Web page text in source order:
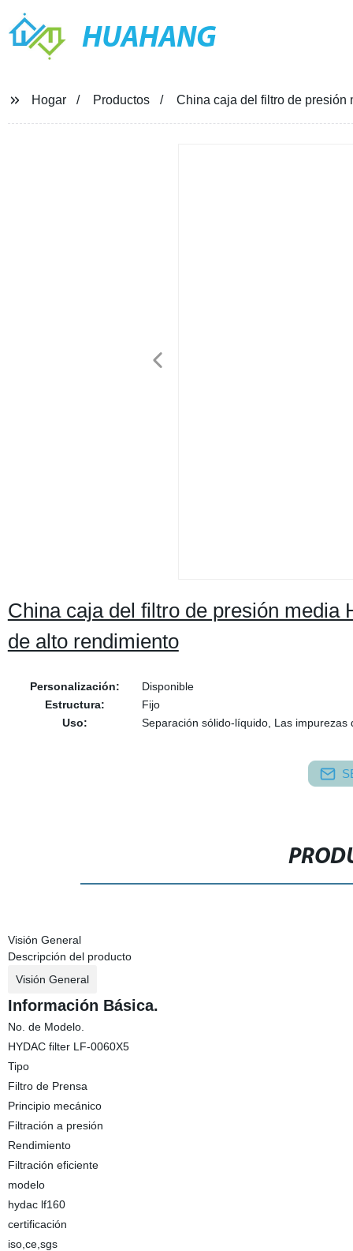
HUAHANG
Hogar Productos China caja del filtro de presión
China caja del filtro de presión media
de alto rendimiento
Personalización:
Disponible
Estructura:
Fijo
Uso:
Separación sólido-líquido, Las
Visión General
Descripción del producto
Visión General
Información Básica.
No. de Modelo.
HYDAC filter LF-0060X5
Tipo
Filtro de Prensa
Principio mecánico
Filtración a presión
Rendimiento
Filtración eficiente
modelo
hydac lf160
certificación
iso,ce,sgs